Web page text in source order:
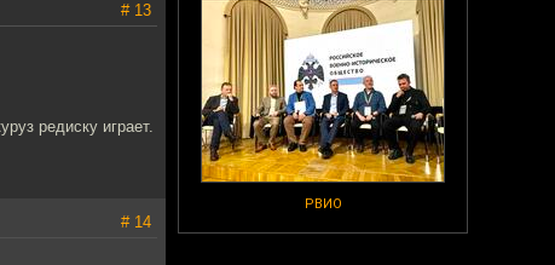
РВИО
# 13
редиску играет.
# 14